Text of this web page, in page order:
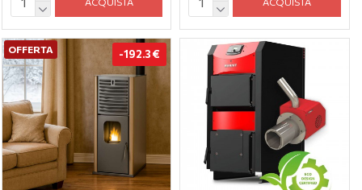
OFFERTA -192.3 €